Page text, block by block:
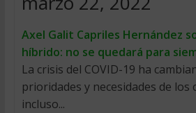
Axel Galit Capriles Hernández
híbrido: no se quedará para
La crisis del COVID-19 ha
prioridades y necesidades de los
incluso...